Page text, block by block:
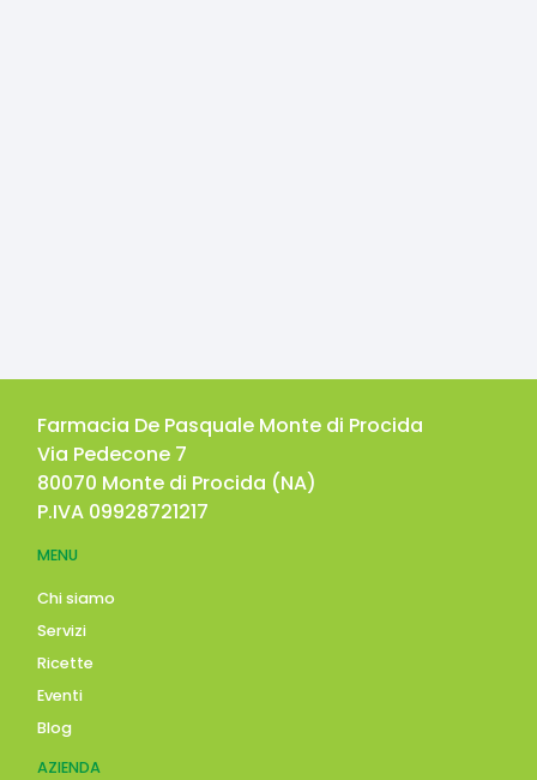
Farmacia De Pasquale Monte di Procida
Via Pedecone 7
80070 Monte di Procida (NA)
P.IVA 09928721217
MENU
Chi siamo
Servizi
Ricette
Eventi
Blog
AZIENDA